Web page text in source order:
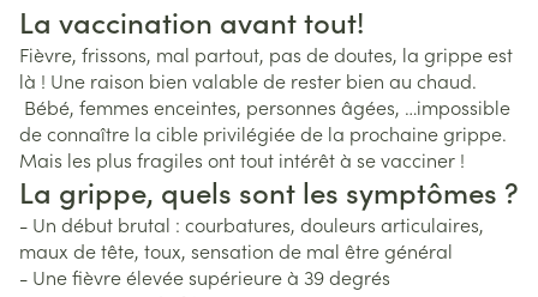
La vaccination avant tout!
Fièvre, frissons, mal partout, pas de doutes, la grippe est
là ! Une raison bien valable de rester bien au chaud.
Bébé, femmes enceintes, personnes âgées, …impossible
de connaître la cible privilégiée de la prochaine grippe.
Mais les plus fragiles ont tout intérêt à se vacciner !
La grippe, quels sont les symptômes ?
- Un début brutal : courbatures, douleurs articulaires,
maux de tête, toux, sensation de mal être général
- Une fièvre élevée supérieure à 39 degrés